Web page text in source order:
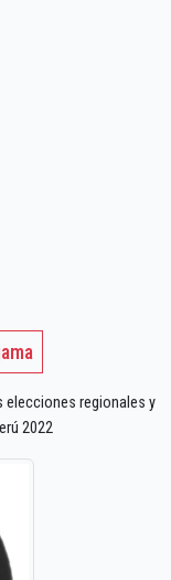
elecciones regionales y
2022